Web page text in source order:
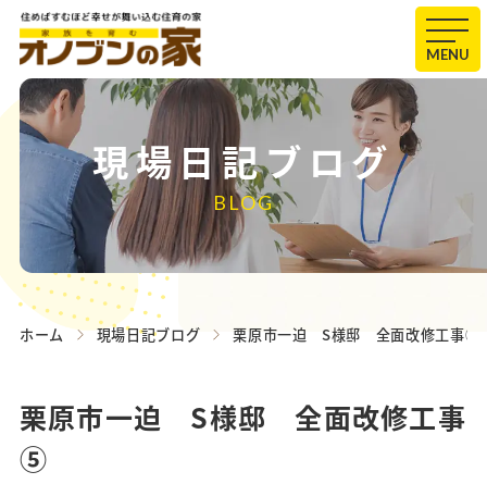
MENU
現場日記ブログ
BLOG
ホーム 現場日記ブログ 栗原市一迫 S様邸 全面改修工事⑤
栗原市一迫 S様邸 全面改修工事
⑤